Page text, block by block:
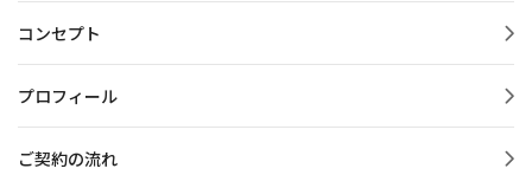
コンセプト
プロフィール
ご契約の流れ